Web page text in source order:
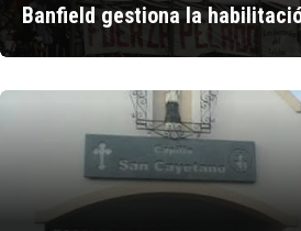
Banfield gestiona la